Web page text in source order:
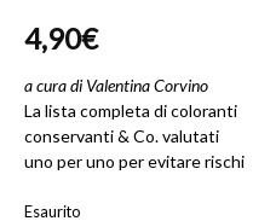
4,90€
a cura di Valentina Corvino
La lista completa di coloranti
conservanti & Co. valutati
uno per uno per evitare rischi
Esaurito